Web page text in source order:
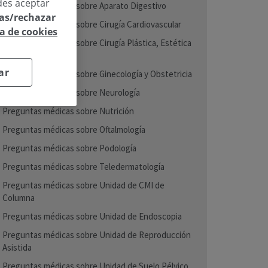
Preguntas médicas sobre Aparato Digestivo
Preguntas médicas sobre Cirugía Cardiovascular
Preguntas médicas sobre Cirugía Plástica, Estética
y Reparadora
Preguntas médicas sobre Ginecología y Obstetricia
Preguntas médicas sobre Neurología
Preguntas médicas sobre Nutrición
Preguntas médicas sobre Oftalmología
Preguntas médicas sobre Podología
Preguntas médicas sobre Teledermatología
Preguntas médicas sobre Unidad de CMI de
Columna
Preguntas médicas sobre Unidad de Endoscopia
Preguntas médicas sobre Unidad de Reproducción
Asistida
aceptar
rechazar
de cookies